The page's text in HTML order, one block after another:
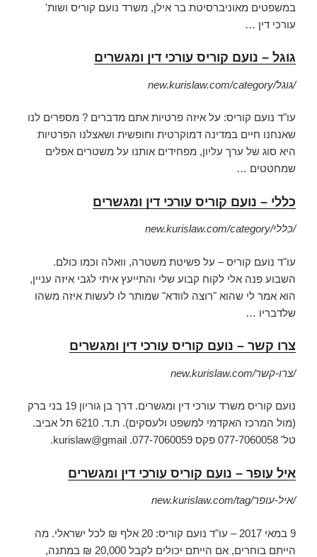
במשפטים מאוניברסיטת בר אילן, משרד נועם קוריס ושות'
עורכי דין …
גוגל – נועם קוריס עורכי דין ומגשרים
new.kurislaw.com/category/גוגל/
עו"ד נועם קוריס: על איזה פרטיות אתם מדברים ? מספרים לנו
שאנחנו חיים במדינה דמוקרטית וחופשית ושאצלנו הפרטיות
היא סוג של ערך עליון, מפחידים אותנו על משטרים אפלים
שמחטטים …
כללי – נועם קוריס עורכי דין ומגשרים
new.kurislaw.com/category/כללי/
עו"ד נועם קוריס – על פשיטת משטרה, וואלה וכמו כולם.
השבוע פנה אלי לקוח קבוע שלי והתייעץ איתי לגבי איזה עניין,
הוא אמר לי שהוא "רוצה לוודא" שמותר לו לעשות איזה משהו
שלדבריו …
צרו קשר – נועם קוריס עורכי דין ומגשרים
new.kurislaw.com/צרו-קשר/
נועם קוריס משרד עורכי דין ומגשרים. דרך בן גוריון 19 בני ברק
(מול המרכז האקדמי למשפט ולעסקים). ת.ד. 6210 תל אביב.
טל' 077-7060058 פקס 077-7060059. kurislaw@gmail.
איל עופר – נועם קוריס עורכי דין ומגשרים
new.kurislaw.com/tag/איל-עופר/
9 במאי 2017 –
עו"ד נועם קוריס: 20 אלף ₪ לכל ישראלי. מה
הייתם בוחרים, אם הייתם יכולים לקבל 20,000 ₪ במתנה,